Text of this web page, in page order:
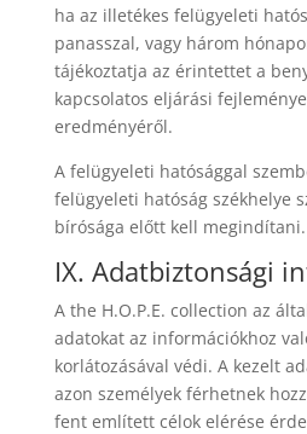
ha az illetékes felügyeleti
panasszal, vagy három
tájékoztatja az érintettet a
kapcsolatos eljárási
eredményéről.
A felügyeleti hatósággal
felügyeleti hatóság székhelye
bírósága előtt kell megindítani.
IX. Adatbiztonsági
A the H.O.P.E. collection az
adatokat az információkhoz
korlátozásával védi. A kezelt
azon személyek férhetnek
fent említett célok elérése